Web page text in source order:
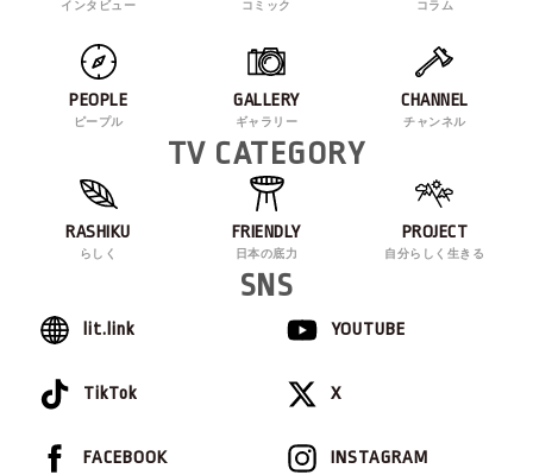
インタビュー コミック コラム
PEOPLE
ピープル
GALLERY
ギャラリー
CHANNEL
チャンネル
TV CATEGORY
RASHIKU
らしく
FRIENDLY
日本の底力
PROJECT
自分らしく生きる
SNS
lit.link YOUTUBE
TikTok X
INSTAGRAM
FACEBOOK